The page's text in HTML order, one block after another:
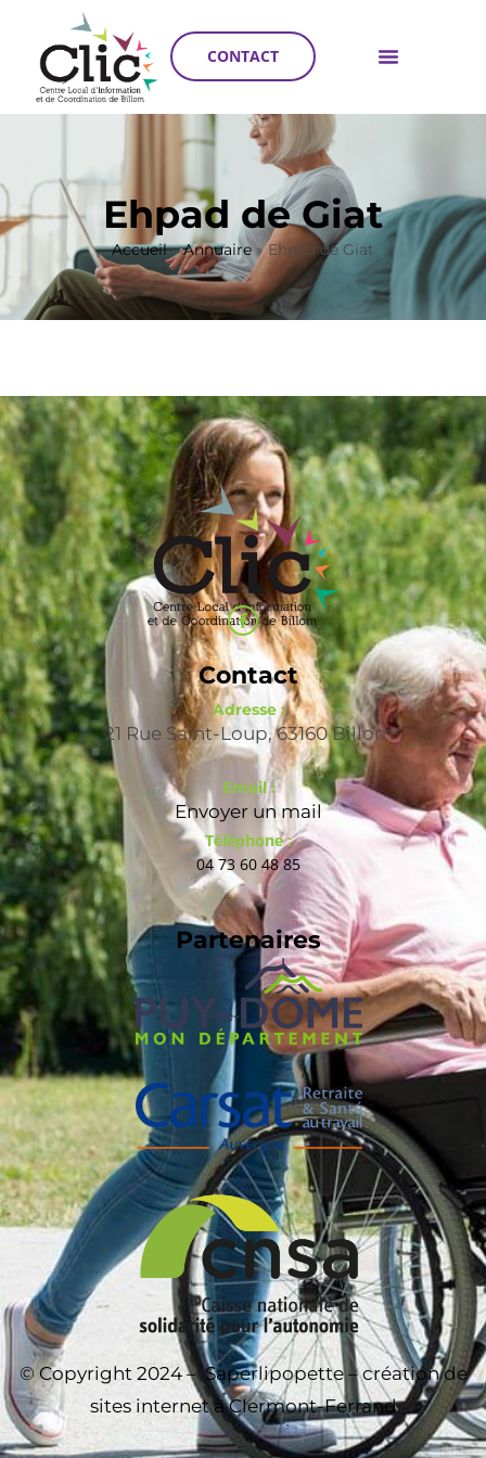
CONTACT
Ehpad de Giat
Accueil»Annuaire»Ehpad de Giat
Contact
Adresse :
21 Rue Saint-Loup, 63160 Billom
Email :
Envoyer un mail
Téléphone :
04 73 60 48 85
Partenaires
© Copyright 2024 –Saperlipopette – création de
sites internet à Clermont-Ferrand